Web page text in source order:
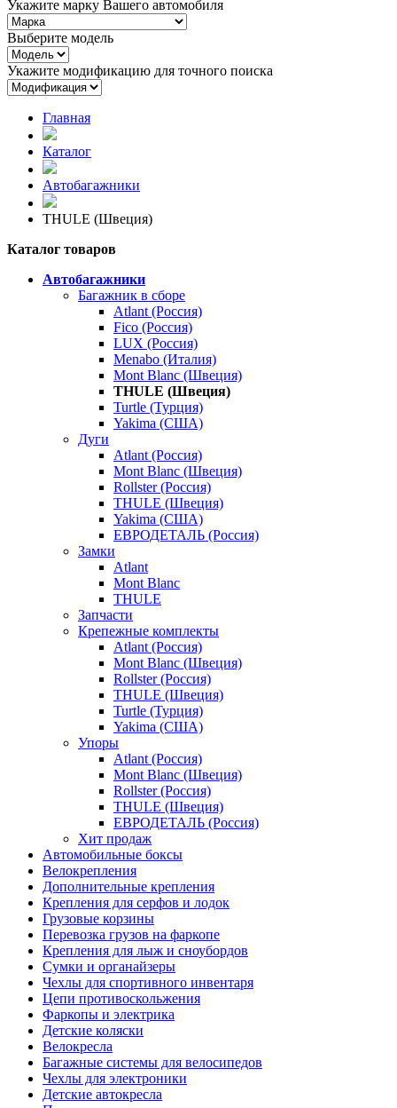
Укажите марку Вашего автомобиля
Выберите модель
Укажите модификацию для точного поиска
Главная
Каталог
Автобагажники
THULE (Швеция)
Каталог товаров
Автобагажники
Багажник в сборе
Atlant (Россия)
Fico (Россия)
LUX (Россия)
Menabo (Италия)
Mont Blanc (Швеция)
THULE (Швеция)
Turtle (Турция)
Yakima (США)
Дуги
Atlant (Россия)
Mont Blanc (Швеция)
Rollster (Россия)
THULE (Швеция)
Yakima (США)
ЕВРОДЕТАЛЬ (Россия)
Замки
Atlant
Mont Blanc
THULE
Запчасти
Крепежные комплекты
Atlant (Россия)
Mont Blanc (Швеция)
Rollster (Россия)
THULE (Швеция)
Turtle (Турция)
Yakima (США)
Упоры
Atlant (Россия)
Mont Blanc (Швеция)
Rollster (Россия)
THULE (Швеция)
ЕВРОДЕТАЛЬ (Россия)
Хит продаж
Автомобильные боксы
Велокрепления
Дополнительные крепления
Крепления для серфов и лодок
Грузовые корзины
Перевозка грузов на фаркопе
Крепления для лыж и сноубордов
Сумки и органайзеры
Чехлы для спортивного инвентаря
Цепи противоскольжения
Фаркопы и электрика
Детские коляски
Велокресла
Багажные системы для велосипедов
Чехлы для электроники
Детские автокресла